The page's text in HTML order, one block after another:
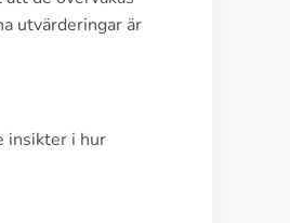
utvärderingar är
insikter i hur